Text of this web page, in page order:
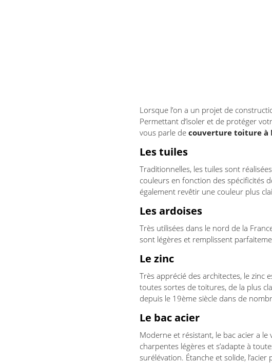
Lorsque l’on a un projet de
Permettant d’isoler et de protéger
vous parle de couverture toiture à
Les tuiles
Traditionnelles, les tuiles sont
couleurs en fonction des spécificités
également revêtir une couleur plus
Les ardoises
Très utilisées dans le nord de la
sont légères et remplissent
Le zinc
Très apprécié des architectes, le
toutes sortes de toitures, de la plus
depuis le 19ème siècle dans de
Le bac acier
Moderne et résistant, le bac acier a
charpentes légères et s’adapte à
surélévation. Étanche et solide,